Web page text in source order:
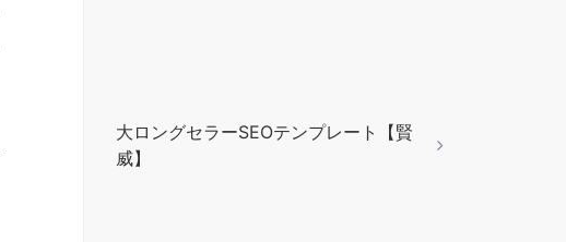
大ロングセラーSEOテンプレート【賢
威】